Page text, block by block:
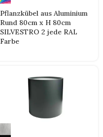
Pflanzkübel aus Aluminium
Rund 80cm x H 80cm
SILVESTRO 2 jede RAL
Farbe